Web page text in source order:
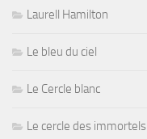
Laurell Hamilton
Le bleu du ciel
Le Cercle blanc
Le cercle des immortels